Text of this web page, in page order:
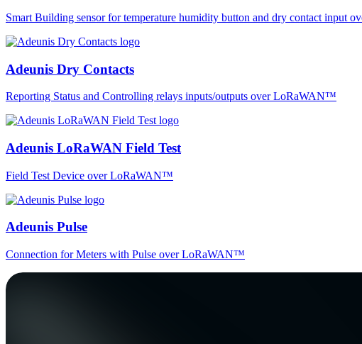
Smart Building sensor for temperature humidity button and dry contact input
Adeunis Dry Contacts
Reporting Status and Controlling relays inputs/outputs over LoRaWAN™
Adeunis LoRaWAN Field Test
Field Test Device over LoRaWAN™
Adeunis Pulse
Connection for Meters with Pulse over LoRaWAN™